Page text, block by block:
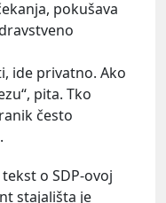
pokušava
ide privatno. Ako
pita. Tko
često
o SDP-ovoj
stajališta je